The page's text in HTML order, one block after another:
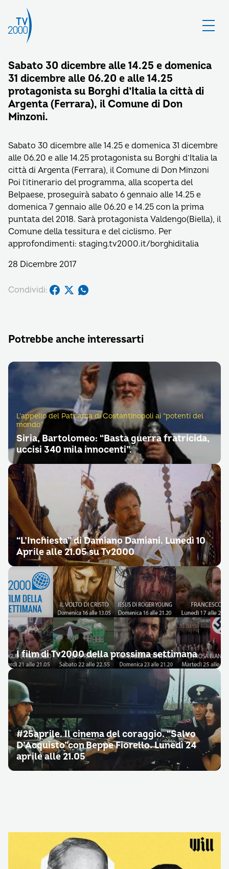
Sabato 30 dicembre alle 14.25 e domenica
31 dicembre alle 06.20 e alle 14.25
protagonista su Borghi d’Italia la città di
Argenta (Ferrara), il Comune di Don
Minzoni.
Sabato 30 dicembre alle 14.25 e domenica 31 dicembre
alle 06.20 e alle 14.25 protagonista su Borghi d’Italia la
città di Argenta (Ferrara), il Comune di Don Minzoni
Poi l’itinerario del programma, alla scoperta del
Belpaese, proseguirà sabato 6 gennaio alle 14.25 e
domenica 7 gennaio alle 06.20 e 14.25 con la prima
puntata del 2018. Sarà protagonista Valdengo(Biella), il
Comune della tessitura e del ciclismo. Per
approfondimenti: staging.tv2000.it/borghiditalia
28 Dicembre 2017
Condividi:
Potrebbe anche interessarti
L’appello del Patriarca di Costantinopoli ai “potenti del
mondo”
Siria, Bartolomeo: “Basta guerra fratricida,
uccisi 340 mila innocenti”.
“L’Inchiesta” di Damiano Damiani. Lunedì 10
Aprile alle 21.05 su Tv2000
I film di Tv2000 della prossima settimana
#25aprile. Il cinema del coraggio. “Salvo
D’Acquisto”con Beppe Fiorello. Lunedì 24
aprile alle 21.05